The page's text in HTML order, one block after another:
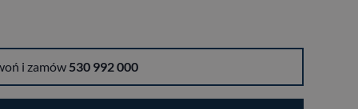
i zamów 530 992 000